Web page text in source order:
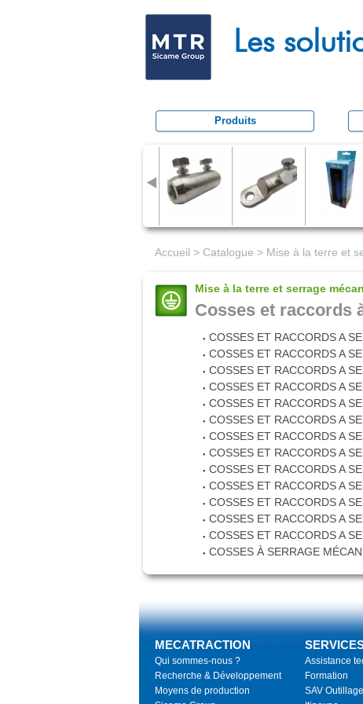
t
r
c
i
o
Les
Produits
Accueil > Catalogue > Mise à la terre et
Mise à la terre et serrage
Cosses et raccords
COSSES ET RACCORDS A
COSSES ET RACCORDS A
COSSES ET RACCORDS A
COSSES ET RACCORDS A
COSSES ET RACCORDS A
COSSES ET RACCORDS A
COSSES ET RACCORDS A
COSSES ET RACCORDS A
COSSES ET RACCORDS A
COSSES ET RACCORDS A
COSSES ET RACCORDS A
COSSES ET RACCORDS A
COSSES ET RACCORDS A
COSSES À SERRAGE
MECATRACTION
Qui sommes-nous ?
Recherche & Développement
Moyens de production
Assistance
Formation
SAV Outillage